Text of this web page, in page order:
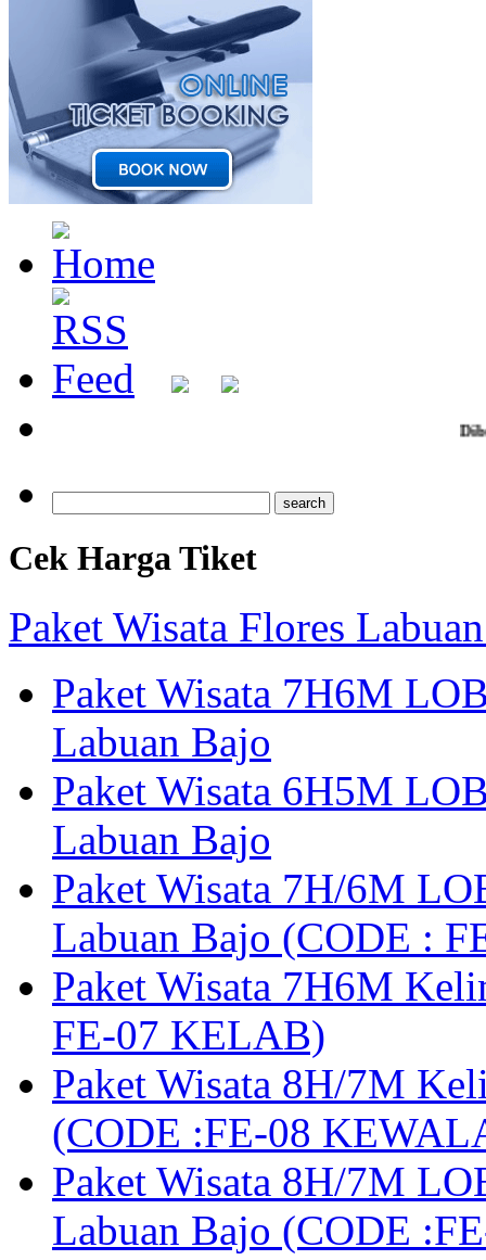
Dibuka
Cek Harga Tiket
Paket Wisata Flores
Paket Wisata 7H6M
Labuan Bajo
Paket Wisata 6H5M
Labuan Bajo
Paket Wisata 7H/6M
Labuan Bajo (CODE :
Paket Wisata 7H6M
FE-07 KELAB)
Paket Wisata 8H/7M
(CODE :FE-08
Paket Wisata 8H/7M
Labuan Bajo (CODE